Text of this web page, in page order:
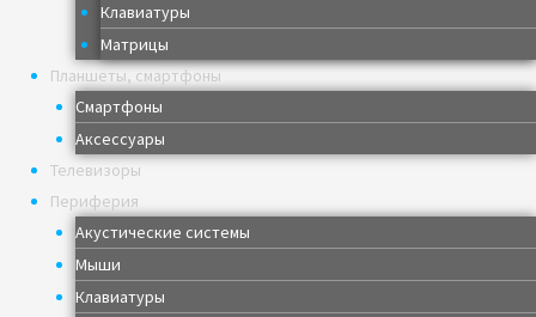
Клавиатуры
Матрицы
Планшеты, смартфоны
Смартфоны
Аксессуары
Телевизоры
Периферия
Акустические системы
Мыши
Клавиатуры